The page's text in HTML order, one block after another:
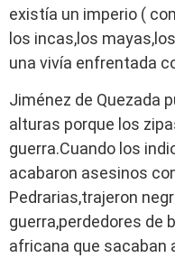
existía un imperio (
los incas,los
una vivía enfrentada
Jiménez de Quezada
alturas porque los
guerra.Cuando los
acabaron asesinos
Pedrarias,trajeron
guerra,perdedores de
africana que sacaban